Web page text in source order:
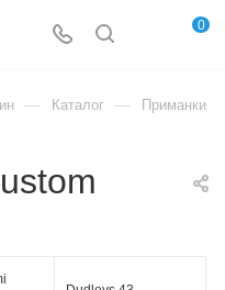
0
— Каталог — Приманки